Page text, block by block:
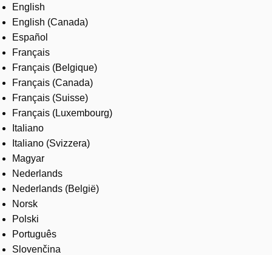
Careers
English
English (Canada)
Español
Français
Français (Belgique)
Français (Canada)
Français (Suisse)
Français (Luxembourg)
Italiano
Italiano (Svizzera)
Magyar
Nederlands
Nederlands (België)
Norsk
Polski
Português
Slovenčina